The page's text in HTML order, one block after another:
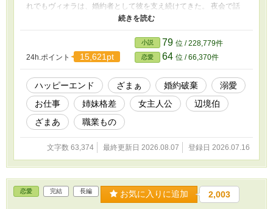
れでもヴィオラは、婚約者として彼を支え続けてきた。 夜会で話
す話題、贈答品の選定、食事の手配、さらにはノエルが喜ぶ花や菓
男」と評されていたのは、すべてヴィオラの支援があったからだっ
た。 そんな、ヴィオラには前世の記憶があった。 日本で結婚相談
所のカウンセラーとして働き、数多くの縁談を見てきた彼女には分
かっていた。 婚約者より別の女性を優先する男。 相手の我慢を当
然だと思う男。 自分を支えてくれる人の価値に気づけない男。 こ
の縁談は、すでに破綻していると察した彼女は婚約解消を受け入れ
た ただし同時に、宣言した。 「婚約者としての支援も本日もって
終了いたします」 ヴィオラの支援がなくなった途端、セドリック
の評判は崩れ始める。 選ぶ店は外れ、贈り物は好みからずれ、夜
会では場違いな服装で自慢話ばかり。やがてノエルも気づく。自分
が欲しかったのはセドリック本人ではなく、ヴィオラが作り上げて
いた理想の婚約者だったのだと。 そんなヴィオラの前に現れたの
は、以前彼女に縁談を申し込んでいたグランヴィル辺境伯アレクシ
ス。 彼は、かつてヴィオラが選んだ贈り物の意味を見抜いてい
た。 「私は、あなたの観察眼と調整力が欲しい。どうか、私の右
腕になってほしい」 誰かを優良物件に見せるためではなく、自分
24h.ポイント 15,621pt
小説 79 位 / 228,779件
恋愛 64 位 / 66,370件
ハッピーエンド ざまぁ 婚約破棄
溺愛
お仕事
姉妹格差 女主人公
辺境伯
ざまあ
職業もの
文字数 63,374 最終更新日 2026.08.07 登録日 2026.07.16
恋愛 完結 長編 お気に入りに追加 2,003